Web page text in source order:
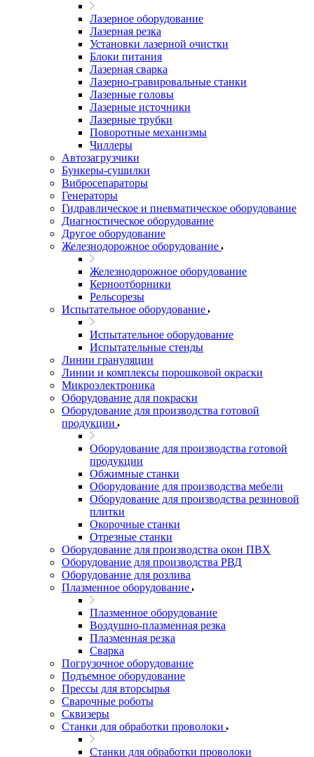
Лазерное оборудование
Лазерная резка
Установки лазерной очистки
Блоки питания
Лазерная сварка
Лазерно-гравировальные станки
Лазерные головы
Лазерные источники
Лазерные трубки
Поворотные механизмы
Чиллеры
Автозагрузчики
Бункеры-сушилки
Вибросепараторы
Генераторы
Гидравлическое и пневматическое оборудование
Диагностическое оборудование
Другое оборудование
Железнодорожное оборудование
Железнодорожное оборудование
Керноотборники
Рельсорезы
Испытательное оборудование
Испытательное оборудование
Испытательные стенды
Линии грануляции
Линии и комплексы порошковой окраски
Микроэлектроника
Оборудование для покраски
Оборудование для производства готовой
продукции
Оборудование для производства готовой
продукции
Обжимные станки
Оборудование для производства мебели
Оборудование для производства резиновой
плитки
Окорочные станки
Отрезные станки
Оборудование для производства окон ПВХ
Оборудование для производства РВД
Оборудование для розлива
Плазменное оборудование
Плазменное оборудование
Воздушно-плазменная резка
Плазменная резка
Сварка
Погрузочное оборудование
Подъемное оборудование
Прессы для вторсырья
Сварочные роботы
Сквизеры
Станки для обработки проволоки
Станки для обработки проволоки